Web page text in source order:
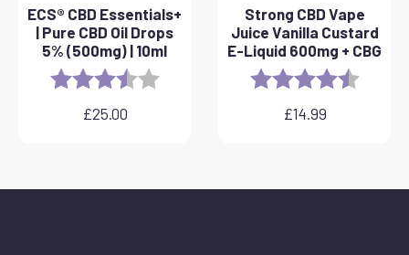
ECS® CBD Essentials+
| Pure CBD Oil Drops
5% (500mg) | 10ml
Rating: 3.8 out of 5 stars
£25.00
Strong CBD Vape
Juice Vanilla Custard
E-Liquid 600mg + CBG
Rating: 4.6 out
£14.99